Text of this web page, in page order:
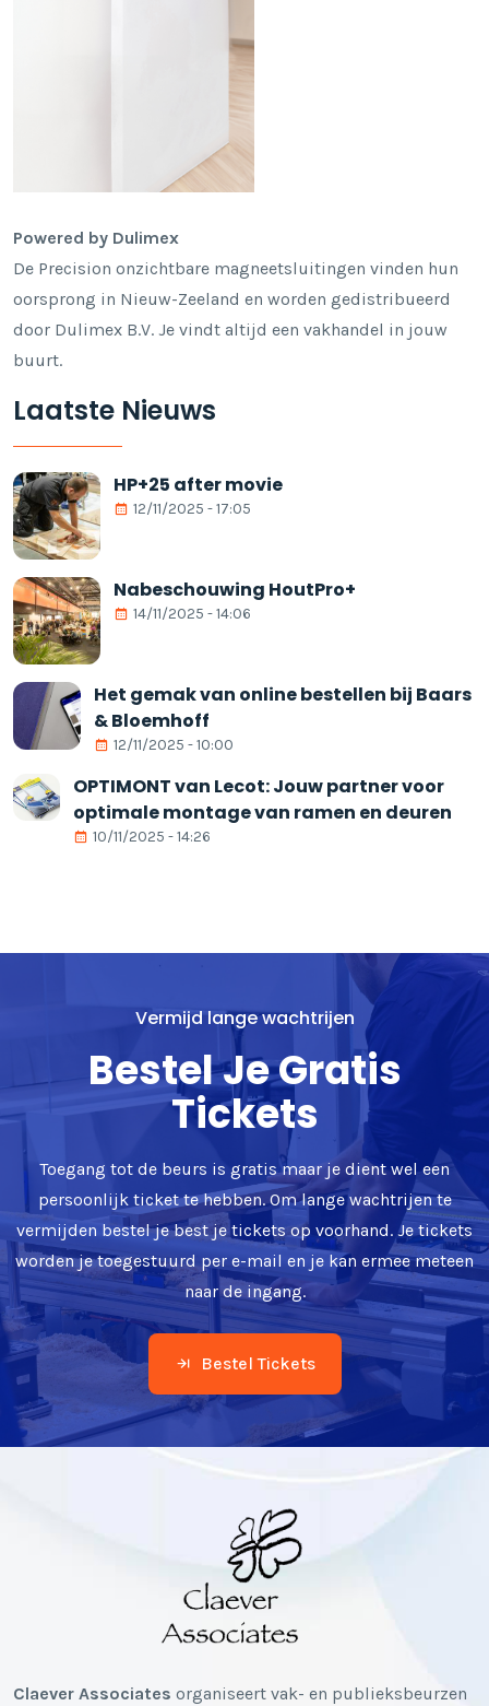
Powered by Dulimex
De Precision onzichtbare magneetsluitingen vinden hun
oorsprong in Nieuw-Zeeland en worden gedistribueerd
door Dulimex B.V. Je vindt altijd een vakhandel in jouw
buurt.
Laatste Nieuws
HP+25 after movie
12/11/2025 - 17:05
Nabeschouwing HoutPro+
14/11/2025 - 14:06
Het gemak van online bestellen bij Baars
& Bloemhoff
12/11/2025 - 10:00
OPTIMONT van Lecot: Jouw partner voor
optimale montage van ramen en deuren
10/11/2025 - 14:26
Vermijd lange wachtrijen
Bestel Je Gratis
Tickets
Toegang tot de beurs is gratis maar je dient wel een
persoonlijk ticket te hebben. Om lange wachtrijen te
vermijden bestel je best je tickets op voorhand. Je tickets
worden je toegestuurd per e-mail en je kan ermee meteen
naar de ingang.
Bestel Tickets
Claever Associates organiseert vak- en publieksbeurzen